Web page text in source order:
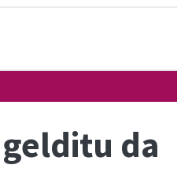
da